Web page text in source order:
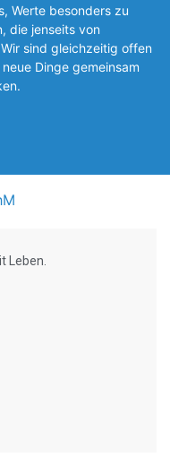
Werte besonders zu
die jen­seits von
sind gleichzeitig offen
Dinge gemeinsam
Leben.